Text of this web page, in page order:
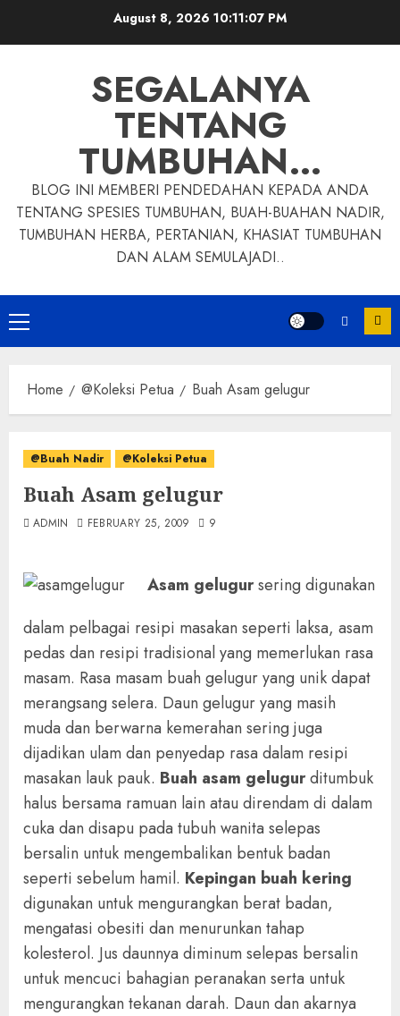
August 8, 2026 10:11:08 PM
SEGALANYA
TENTANG
TUMBUHAN…
BLOG INI MEMBERI PENDEDAHAN KEPADA ANDA
TENTANG SPESIES TUMBUHAN, BUAH-BUAHAN NADIR,
TUMBUHAN HERBA, PERTANIAN, KHASIAT TUMBUHAN
DAN ALAM SEMULAJADI..
Primary
Menu
Home @Koleksi Petua Buah Asam gelugur
@Buah Nadir @Koleksi Petua
Buah Asam gelugur
ADMIN FEBRUARY 25, 2009 9
Asam gelugursering digunakan
dalam pelbagai resipi masakan seperti laksa, asam
pedas dan resipi tradisional yang memerlukan rasa
masam. Rasa masam buah gelugur yang unik dapat
merangsang selera. Daun gelugur yang masih
muda dan berwarna kemerahan sering juga
dijadikan ulam dan penyedap rasa dalam resipi
masakan lauk pauk. Buah asam gelugurditumbuk
halus bersama ramuan lain atau direndam di dalam
cuka dan disapu pada tubuh wanita selepas
bersalin untuk mengembalikan bentuk badan
seperti sebelum hamil. Kepingan buah kering
digunakan untuk mengurangkan berat badan,
mengatasi obesiti dan menurunkan tahap
kolesterol. Jus daunnya diminum selepas bersalin
untuk mencuci bahagian peranakan serta untuk
mengurangkan tekanan darah. Daun dan akarnya